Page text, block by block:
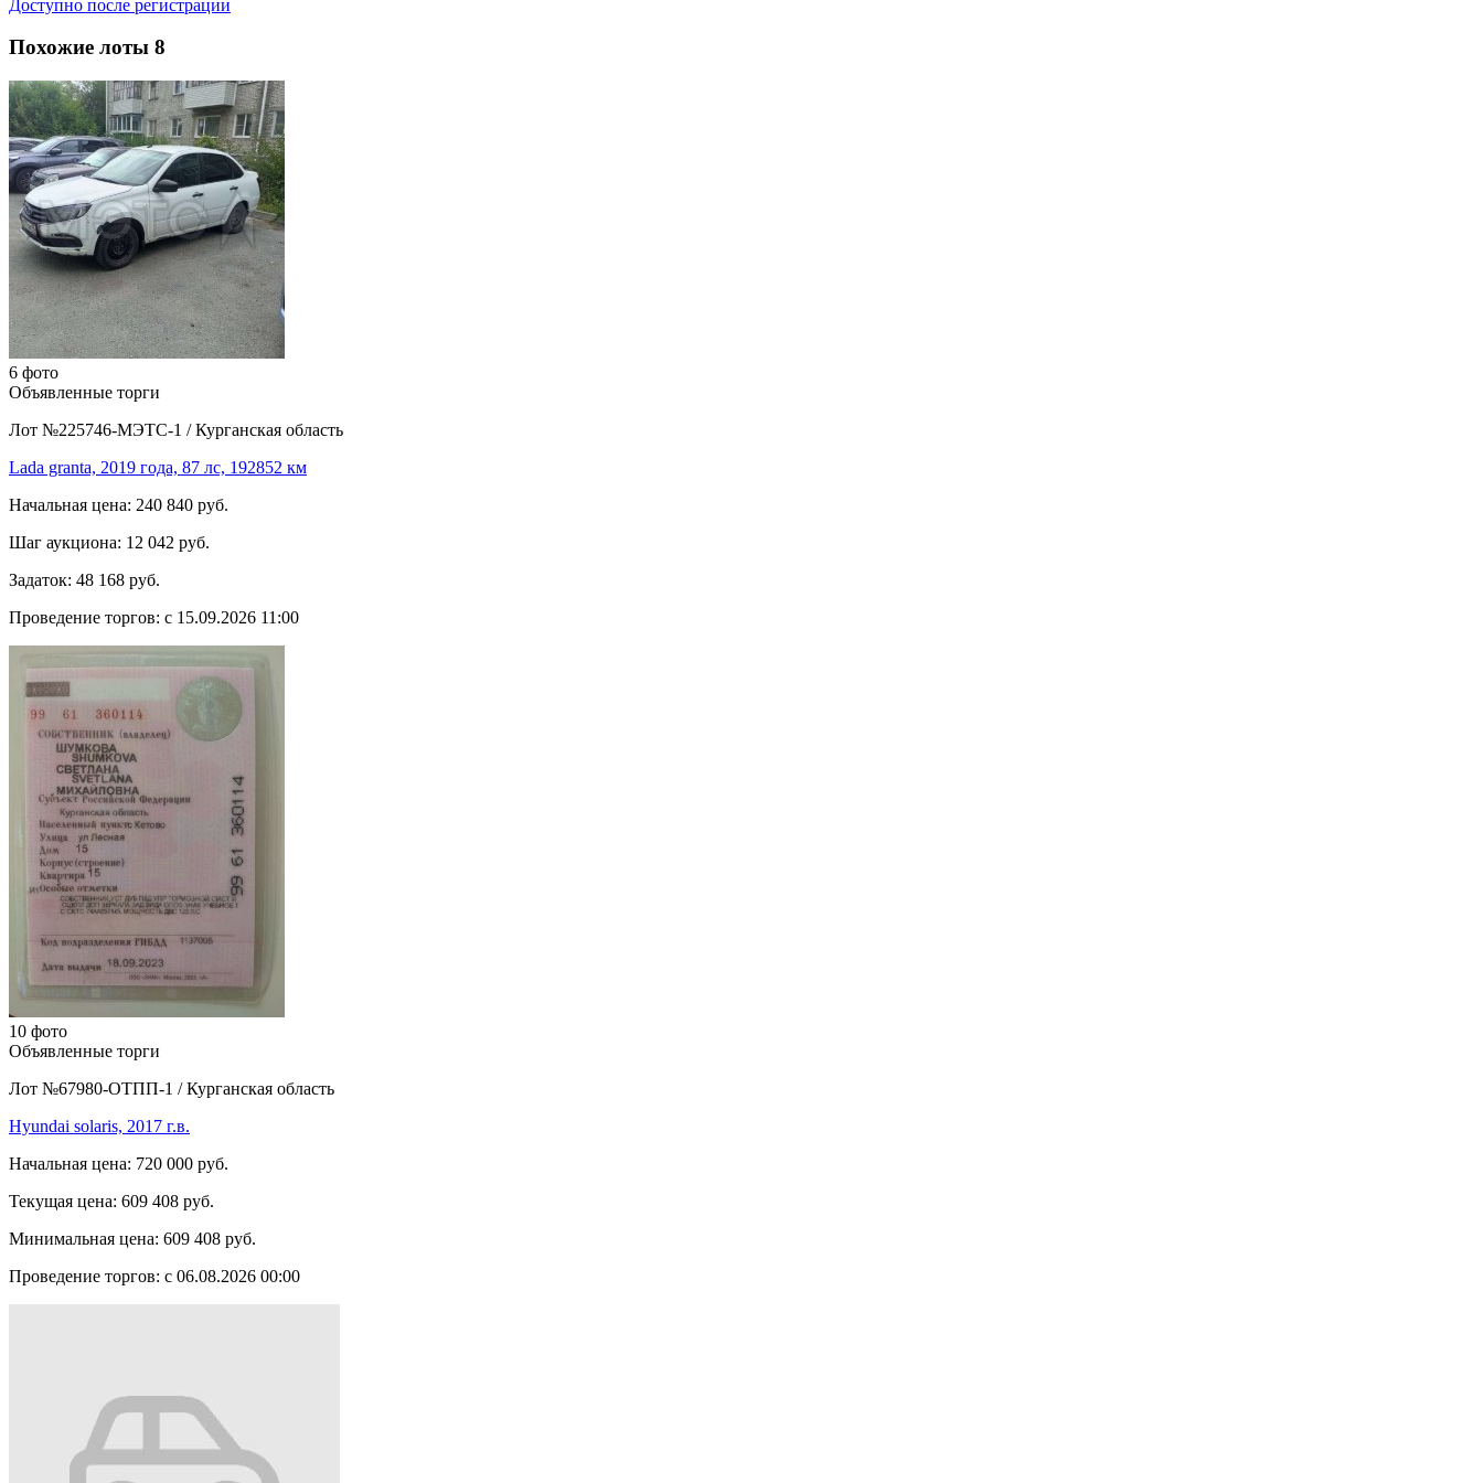
Доступно после регистрации
Похожие лоты 8
6 фото
Объявленные торги
Лот №225746-МЭТС-1 / Курганская область
Lada granta, 2019 года, 87 лс, 192852 км
Начальная цена: 240 840 руб.
Шаг аукциона: 12 042 руб.
Задаток: 48 168 руб.
Проведение торгов: с 15.09.2026 11:00
10 фото
Объявленные торги
Лот №67980-ОТПП-1 / Курганская область
Hyundai solaris, 2017 г.в.
Начальная цена: 720 000 руб.
Текущая цена: 609 408 руб.
Минимальная цена: 609 408 руб.
Проведение торгов: с 06.08.2026 00:00